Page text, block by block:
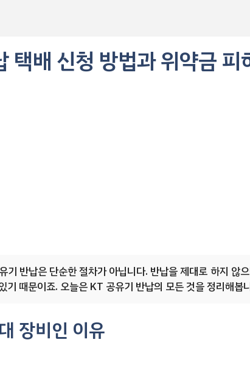
택배 신청 방법과 위약금 피
기 반납은 단순한 절차가 아닙니다. 반납을 제대로 하지 않
기 때문이죠. 오늘은 KT 공유기 반납의 모든 것을 정리해봅
장비인 이유